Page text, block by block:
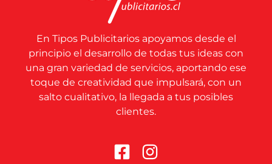
En Tipos Publicitarios apoyamos desde el
principio el desarrollo de todas tus ideas con
una gran variedad de servicios, aportando ese
toque de creatividad que impulsará, con un
salto cualitativo, la llegada a tus posibles
clientes.